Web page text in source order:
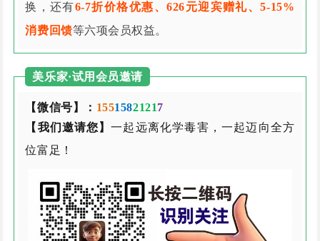
换，还有6-7折价格优惠、626元迎宾赠礼、5-15%
消费回馈等六项会员权益。
美乐家·试用会员邀请
【微信号】： 15515821217
【我们邀请您】一起远离化学毒害，一起迈向全方
位富足！